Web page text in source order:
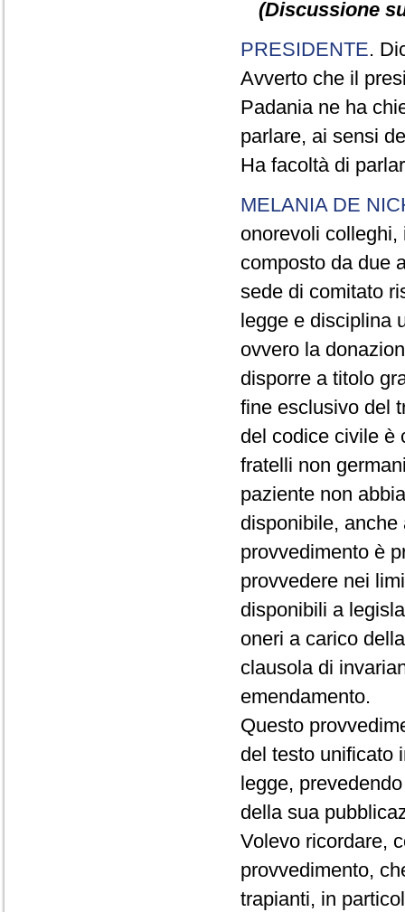
(Discussione
PRESIDENTE.
Avverto che il
Padania ne ha
parlare, ai sensi
Ha facoltà di
MELANIA DE
onorevoli
composto da due
sede di comitato
legge e disciplina
ovvero la
disporre a titolo
fine esclusivo del
del codice civile è
fratelli non
paziente non
disponibile,
provvedimento è
provvedere nei
disponibili a
oneri a carico
clausola di
emendamento.
Questo
del testo unificato
legge,
della sua
Volevo ricordare,
provvedimento,
trapianti, in